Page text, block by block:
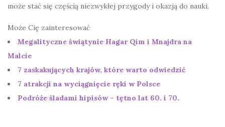
może stać się częścią niezwykłej przygody i okazją do nauki.
Może Cię zainteresować
Megalityczne świątynie Hagar Qim i Mnajdra na
Malcie
7 zaskakujących krajów, które warto odwiedzić
7 atrakcji na wyciągnięcie ręki w Polsce
Podróże śladami hipisów – tętno lat 60. i 70.